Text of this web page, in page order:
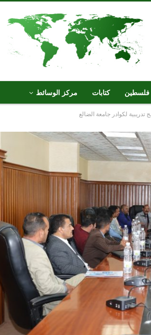
فلسطين كتابات مركز الوسائط
لكوادر جامعة الضالع